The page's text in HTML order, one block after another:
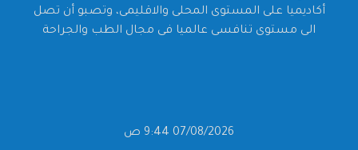
أكاديميا على المستوى المحلى والاقليمى، وتصبو أن تصل
الى مستوى تنافسى عالميا فى مجال الطب والجراحة
07/08/2026 9:44 ص